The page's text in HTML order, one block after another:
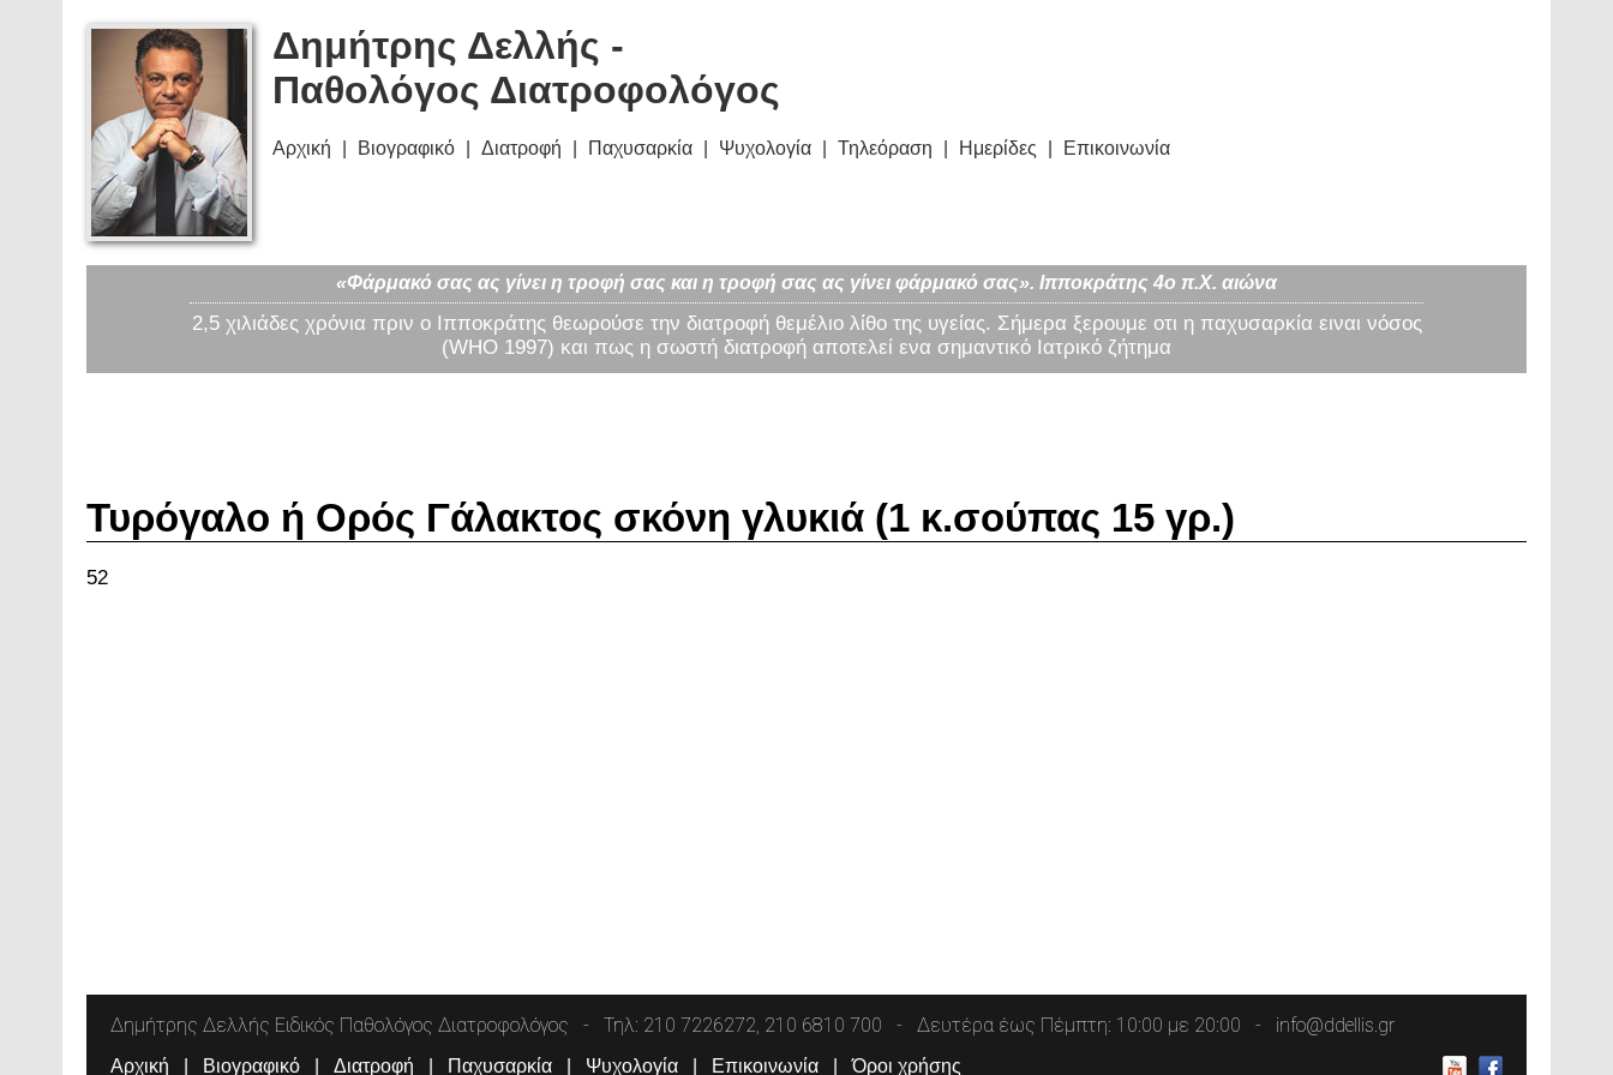
Δημήτρης Δελλής -
Παθολόγος Διατροφολόγος
Αρχική Βιογραφικό Διατροφή Παχυσαρκία Ψυχολογία Τηλεόραση Ημερίδες Επικοινωνία
«Φάρμακό σας ας γίνει η τροφή σας και η τροφή σας ας γίνει φάρμακό σας». Ιπποκράτης 4ο π.Χ. αιώνα
2,5 χιλιάδες χρόνια πριν ο Ιπποκράτης θεωρούσε την διατροφή θεμέλιο λίθο της υγείας. Σήμερα ξερουμε οτι η παχυσαρκία ειναι νόσος
(WHO 1997) και πως η σωστή διατροφή αποτελεί ενα σημαντικό Ιατρικό ζήτημα
Τυρόγαλο ή Ορός Γάλακτος σκόνη γλυκιά (1 κ.σούπας 15 γρ.)
52
Δημήτρης Δελλής Ειδικός Παθολόγος Διατροφολόγος Τηλ: 210 7226272, 210 6810 700 Δευτέρα έως Πέμπτη: 10:00 με 20:00 info@ddellis.gr
Αρχική Βιογραφικό Διατροφή Παχυσαρκία Ψυχολογία Επικοινωνία Όροι χρήσης